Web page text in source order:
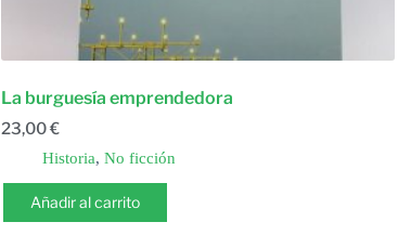
La burguesía emprendedora
23,00€
Historia, No ficción
Añadir al carrito